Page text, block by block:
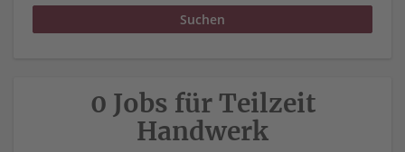
0 Jobs für Teilzeit
Handwerk